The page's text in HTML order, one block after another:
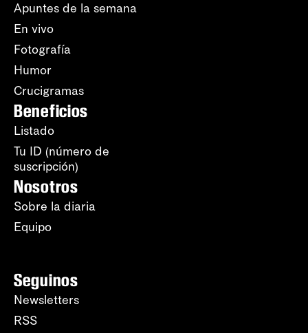
Apuntes de la semana
En vivo
Fotografía
Humor
Crucigramas
Beneficios
Listado
Tu ID (número de
suscripción)
Nosotros
Sobre la diaria
Equipo
Seguinos
Newsletters
RSS